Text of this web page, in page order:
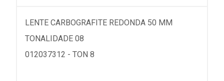
LENTE CARBOGRAFITE REDONDA 50 MM
TONALIDADE 08
012037312 - TON 8